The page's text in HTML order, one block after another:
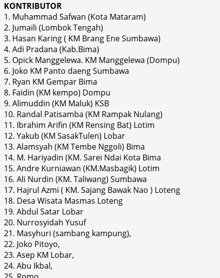
KONTRIBUTOR
1. Muhammad Safwan (Kota Mataram)
2. Jumaili (Lombok Tengah)
3. Hasan Karing ( KM Brang Ene Sumbawa)
4. Adi Pradana (Kab.Bima)
5. Opick Manggelewa. KM Manggelewa (Dompu)
6. Joko KM Panto daeng Sumbawa
7. Ryan KM Gempar Bima
8. Faidin (KM kempo) Dompu
9. Alimuddin (KM Maluk) KSB
10. Randal Patisamba (KM Rampak Nulang)
11. Ibrahim Arifin (KM Rensing Bat) Lotim
12. Yakub (KM SasakTulen) Lobar
13. Alamsyah (KM Tembe Nggoli) Bima
14. M. Hariyadin (KM. Sarei Ndai Kota Bima
15. Andre Kurniawan (KM.Masbagik) Lotim
16. Ali Nurdin (KM. Taliwang) Sumbawa
17. Hajrul Azmi ( KM. Sajang Bawak Nao ) Loteng
18. Desa Wisata Masmas Loteng
19. Abdul Satar Lobar
20. Nurrosyidah Yusuf
21. Masyhuri (sambang kampung),
22. Joko Pitoyo,
23. Asep KM Lobar,
24. Abu Ikbal,